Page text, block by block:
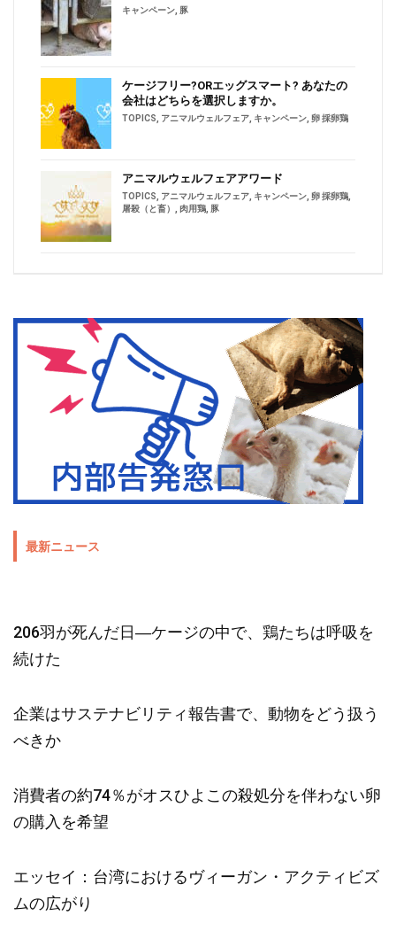
キャンペーン 豚
ケージフリー?ORエッグスマート? あなたの
会社はどちらを選択しますか。
TOPICS アニマルウェルフェア キャンペーン 卵 採卵鶏
アニマルウェルフェアアワード
TOPICS アニマルウェルフェア キャンペーン 卵 採卵鶏
屠殺（と畜）
肉用鶏 豚
最新ニュース
206羽が死んだ日―ケージの中で、鶏たちは呼吸を
続けた
企業はサステナビリティ報告書で、動物をどう扱う
べきか
消費者の約74％がオスひよこの殺処分を伴わない卵
の購入を希望
エッセイ：台湾におけるヴィーガン・アクティビズ
ムの広がり